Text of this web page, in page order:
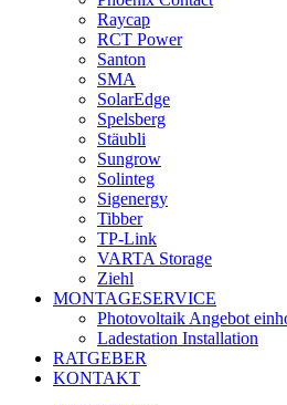
Raycap
RCT Power
Santon
SMA
SolarEdge
Spelsberg
Stäubli
Sungrow
Solinteg
Sigenergy
Tibber
TP-Link
VARTA Storage
Ziehl
MONTAGESERVICE
Photovoltaik Angebot
Ladestation Installation
RATGEBER
KONTAKT